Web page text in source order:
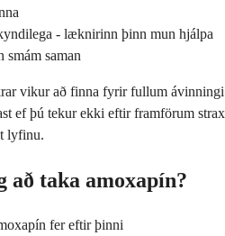
- læknirinn þinn mun hjálpa
smám saman
vikur að finna fyrir fullum ávinningi
ef þú tekur ekki eftir framförum strax
lyfinu.
taka amoxapín?
fer eftir þinni